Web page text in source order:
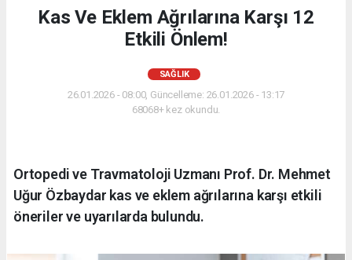
Kas Ve Eklem Ağrılarına Karşı 12
Etkili Önlem!
SAĞLIK
26.01.2026 - 08:00, Güncelleme: 26.01.2026 - 13:17
68068+ kez okundu.
Ortopedi ve Travmatoloji Uzmanı Prof. Dr. Mehmet
Uğur Özbaydar kas ve eklem ağrılarına karşı etkili
öneriler ve uyarılarda bulundu.